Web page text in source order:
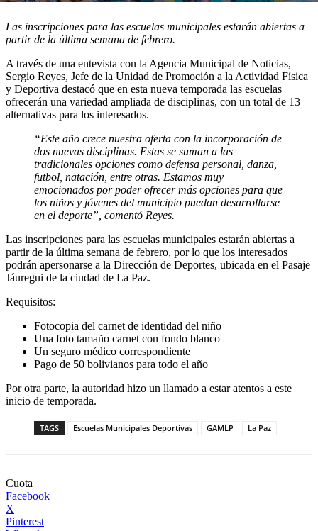
Las inscripciones para las escuelas municipales estarán abiertas a
partir de la última semana de febrero.
A través de una entevista con la Agencia Municipal de Noticias,
Sergio Reyes, Jefe de la Unidad de Promoción a la Actividad Física
y Deportiva destacó que en esta nueva temporada las escuelas
ofrecerán una variedad ampliada de disciplinas, con un total de 13
alternativas para los interesados.
“Este año crece nuestra oferta con la incorporación de
dos nuevas disciplinas. Estas se suman a las
tradicionales opciones como defensa personal, danza,
futbol, natación, entre otras. Estamos muy
emocionados por poder ofrecer más opciones para que
los niños y jóvenes del municipio puedan desarrollarse
en el deporte”, comentó Reyes.
Las inscripciones para las escuelas municipales estarán abiertas a
partir de la última semana de febrero, por lo que los interesados
podrán apersonarse a la Dirección de Deportes, ubicada en el Pasaje
Jáuregui de la ciudad de La Paz.
Requisitos:
Fotocopia del carnet de identidad del niño
Una foto tamaño carnet con fondo blanco
Un seguro médico correspondiente
Pago de 50 bolivianos para todo el año
Por otra parte, la autoridad hizo un llamado a estar atentos a este
inicio de temporada.
TAGS Escuelas Municipales Deportivas GAMLP La Paz
Cuota
Facebook
X
Pinterest